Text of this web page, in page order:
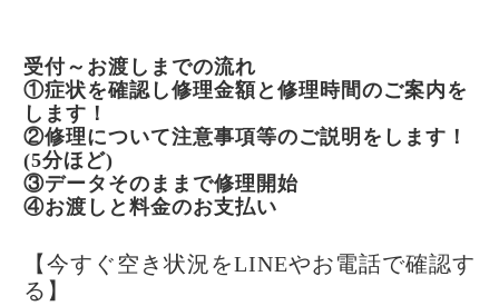
受付～お渡しまでの流れ
①症状を確認し修理金額と修理時間のご案内を
します！
②修理について注意事項等のご説明をします！
(5分ほど)
③データそのままで修理開始
④お渡しと料金のお支払い
【今すぐ空き状況をLINEやお電話で確認す
る】